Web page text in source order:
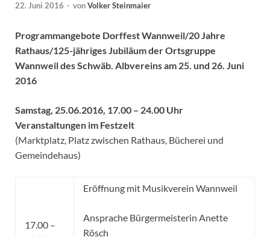
22. Juni 2016 - vonVolker Steinmaier
Programmangebote Dorffest Wannweil/20 Jahre
Rathaus/125-jähriges Jubiläum der Ortsgruppe
Wannweil des Schwäb. Albvereins am 25. und 26. Juni
2016
Samstag, 25.06.2016, 17.00 – 24.00 Uhr
Veranstaltungen im Festzelt
(Marktplatz, Platz zwischen Rathaus, Bücherei und
Gemeindehaus)
17.00 –
Eröffnung mit Musikverein Wannweil
Ansprache Bürger­meisterin Anette
Rösch